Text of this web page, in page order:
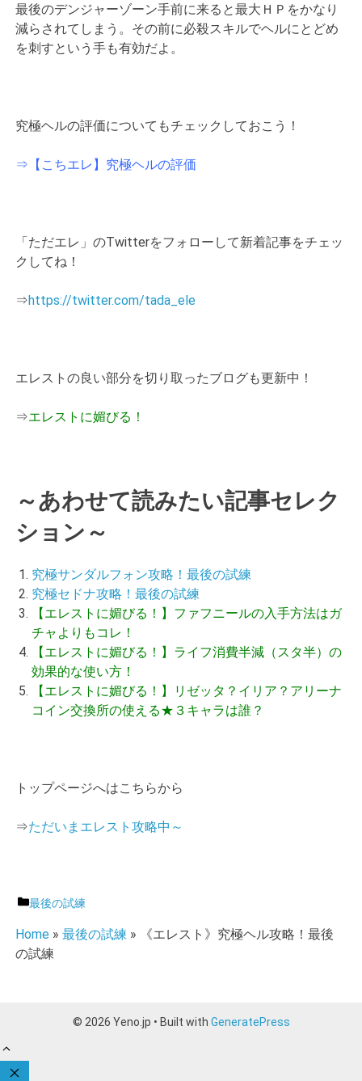
最後のデンジャーゾーン手前に来ると最大ＨＰをかなり
減らされてしまう。その前に必殺スキルでヘルにとどめ
を刺すという手も有効だよ。
究極ヘルの評価についてもチェックしておこう！
⇒【こちエレ】究極ヘルの評価
「ただエレ」のTwitterをフォローして新着記事をチェッ
クしてね！
⇒https://twitter.com/tada_ele
エレストの良い部分を切り取ったブログも更新中！
⇒エレストに媚びる！
～あわせて読みたい記事セレク
ション～
究極サンダルフォン攻略！最後の試練
究極セドナ攻略！最後の試練
【エレストに媚びる！】ファフニールの入手方法はガ
チャよりもコレ！
【エレストに媚びる！】ライフ消費半減（スタ半）の
効果的な使い方！
【エレストに媚びる！】リゼッタ？イリア？アリーナ
コイン交換所の使える★３キャラは誰？
トップページへはこちらから
⇒ただいまエレスト攻略中～
カ
ゴ
リ
最後の試練
Home »最後の試練 »
《エレスト》究極ヘル攻略！最後
の試練
© 2026 Yeno.jp • Built with GeneratePress